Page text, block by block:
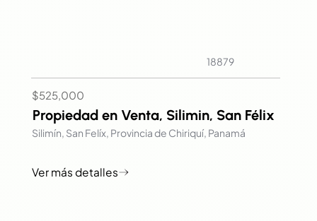
18879
$525,000
Propiedad en Venta, Silimin, San Félix
Silimín, San Felíx, Provincia de Chiriquí, Panamá